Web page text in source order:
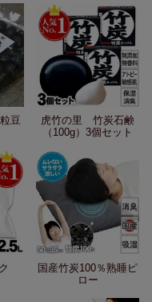
豆
虎竹の里 竹炭石鹸
（100g）3個セット
国産竹炭100％熟睡ピ
ロー